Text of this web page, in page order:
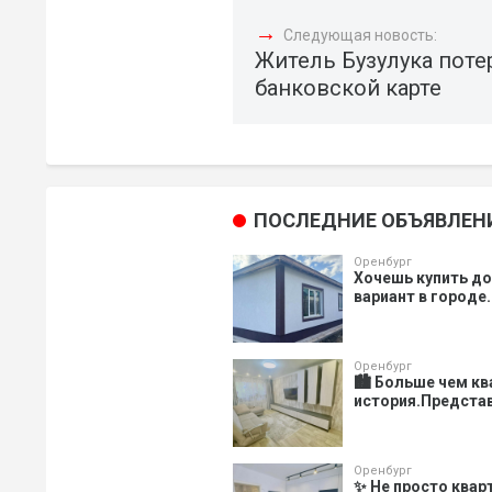
→ Следующая новость:
Житель Бузулука
банковской карте
ПОСЛЕДНИЕ
Оренбург
Хочешь купить
вариант в
Оренбург
🏙️ Больше чем
Оренбург
✨ Не просто